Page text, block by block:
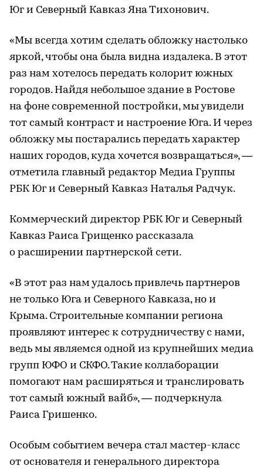
Юг и Северный Кавказ Яна Тихонович.
«Мы всегда хотим сделать обложку настолько
яркой, чтобы она была видна издалека. В этот
раз нам хотелось передать колорит южных
городов. Найдя небольшое здание в Ростове
на фоне современной постройки, мы увидели
тот самый контраст и настроение Юга. И через
обложку мы постарались передать характер
наших городов, куда хочется возвращаться», —
отметила главный редактор Медиа Группы
РБК Юг и Северный Кавказ Наталья Радчук.
Коммерческий директор РБК Юг и Северный
Кавказ Раиса Грищенко рассказала
о расширении партнерской сети.
«В этот раз нам удалось привлечь партнеров
не только Юга и Северного Кавказа, но и
Крыма. Строительные компании региона
проявляют интерес к сотрудничеству с нами,
ведь мы являемся одной из крупнейших медиа
групп ЮФО и СКФО. Такие коллаборации
помогают нам расширяться и транслировать
тот самый южный вайб», — подчеркнула
Раиса Гришенко.
Особым событием вечера стал мастер-класс
от основателя и генерального директора